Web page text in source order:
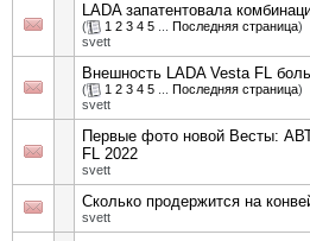
LADA запатентовала
( 1 2 3 4 5 Последняя страница)
svett
Внешность LADA Vesta FL
( 1 2 3 4 5 Последняя страница)
svett
Первые фото новой Весты:
FL 2022
svett
Сколько продержится на
svett